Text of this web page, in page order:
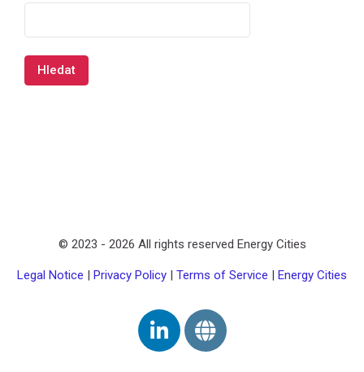
© 2023 - 2026 All rights reserved Energy Cities
Legal Notice | Privacy Policy | Terms of Service | Energy Cities